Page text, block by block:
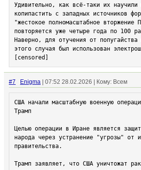
Удивительно, как всё-таки их
копипастить с западных источников
"жестокое полномасштабное вторжение
повторяется уже четыре года по 100
Наверно, для отучения от попугайства
[censored]
#7 Enigma | 07:52 28.02.2026 | Кому: Всем
США начали масштабную военную
Трамп
Целью операции в Иране является
народа через устранение "угрозы" от
правительства.
Трамп заявляет, что США уничтожат